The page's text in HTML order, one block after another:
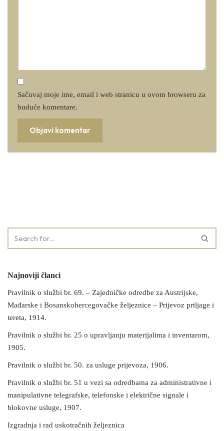
Sačuvaj moje ime, email i web stranicu u ovom browseru za
buduće komentare.
Najnoviji članci
Pravilnik o službi br. 69. – Zajedničke odredbe za Austrijske,
Mađarske i Bosanskohercegovačke željeznice – Prijevoz prtljage i
tereta, 1914.
Pravilnik o službi br. 25 o upravljanju materijalima i inventarom,
1905.
Pravilnik o službi br. 50. za usluge prijevoza, 1906.
Pravilnik o službi br. 51 u vezi sa odredbama za administrativne i
manipulativne telegrafske, telefonske i električne signale i
blokovne usluge, 1907.
Izgradnja i rad uskotračnih željeznica